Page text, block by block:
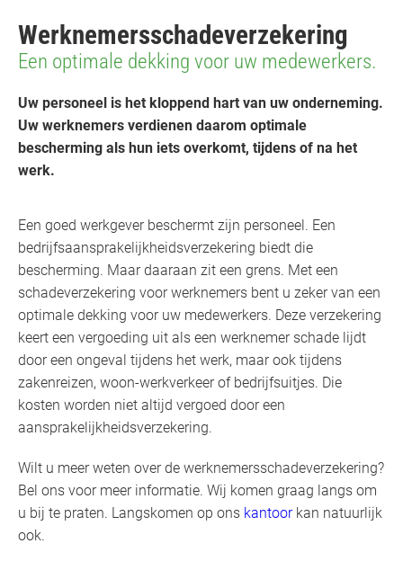
Werknemersschadeverzekering
Een optimale dekking voor uw medewerkers.
Uw personeel is het kloppend hart van uw onderneming.
Uw werknemers verdienen daarom optimale
bescherming als hun iets overkomt, tijdens of na het
werk.
Een goed werkgever beschermt zijn personeel. Een
bedrijfsaansprakelijkheidsverzekering biedt die
bescherming. Maar daaraan zit een grens. Met een
schadeverzekering voor werknemers bent u zeker van een
optimale dekking voor uw medewerkers. Deze verzekering
keert een vergoeding uit als een werknemer schade lijdt
door een ongeval tijdens het werk, maar ook tijdens
zakenreizen, woon-werkverkeer of bedrijfsuitjes. Die
kosten worden niet altijd vergoed door een
aansprakelijkheidsverzekering.
Wilt u meer weten over de werknemersschadeverzekering?
Bel ons voor meer informatie. Wij komen graag langs om
u bij te praten. Langskomen op ons kantoor kan natuurlijk
ook.